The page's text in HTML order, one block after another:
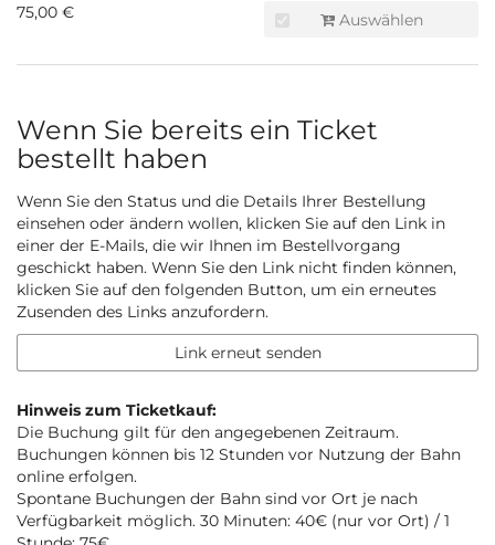
75,00 € Auswählen
Wenn Sie bereits ein Ticket
bestellt haben
Wenn Sie den Status und die Details Ihrer Bestellung
einsehen oder ändern wollen, klicken Sie auf den Link in
einer der E-Mails, die wir Ihnen im Bestellvorgang
geschickt haben. Wenn Sie den Link nicht finden können,
klicken Sie auf den folgenden Button, um ein erneutes
Zusenden des Links anzufordern.
Link erneut senden
Hinweis zum Ticketkauf:
Die Buchung gilt für den angegebenen Zeitraum.
Buchungen können bis 12 Stunden vor Nutzung der Bahn
online erfolgen.
Spontane Buchungen der Bahn sind vor Ort je nach
Verfügbarkeit möglich. 30 Minuten: 40€ (nur vor Ort) / 1